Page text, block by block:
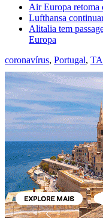
Air Europa retoma
Lufthansa
Alitalia tem
Europa
coronavírus, Portugal,